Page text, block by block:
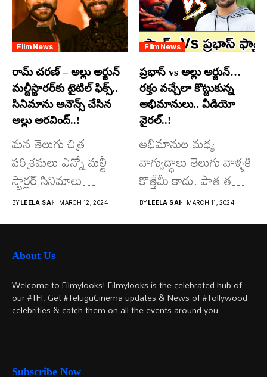
Film News
రామ్ చరణ్ – అల్లు అర్జున్
మల్టీస్టారర్​కు టైటిల్ ఫిక్స్..
సినిమాను అనౌన్స్ చేసిన
అల్లు అరవింద్..!
మన తెలుగు చిత్ర
పరిశ్రమలు ఎన్నో మల్టీ
స్టార్లర్ సినిమాలు
వచ్చాయి.. కొన్ని సినిమాలు
అయితే...
BY LEELA SAI MARCH 12, 2024
Film News
ప్రభాస్ vs అల్లు అర్జున్…
రక్తం వచ్చేలా కొట్టుకున్న
అభిమానులు.. వీడియో
వైరల్..!
అభిమానుల మధ్య
వాగ్యుద్ధాలు తెలుగు వాళ్ళకి
కొత్తేమీ కాదు. పాత తరం
నటుల నుంచి నేటి...
BY LEELA SAI MARCH 11, 2024
About Us
Welcome to Filmylooks! Filmylooks is the celebrated hub of
our #TFI. Get #TeluguCinema updates & News of #Tollywood
celebrities & catch them on all the events around you.
Subscribe Now